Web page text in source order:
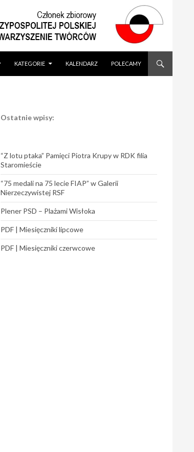
KATEGORIE KALENDARZ POLECAMY
Ostatnie wpisy:
“Z lotu ptaka” Pamięci Piotra Krupy w RDK filia
Staromieście
“75 medali na 75 lecie FIAP” w Galerii
Nierzeczywistej RSF
Plener PSD – Plażami Wisłoka
PDF | Miesięczniki lipcowe
PDF | Miesięczniki czerwcowe